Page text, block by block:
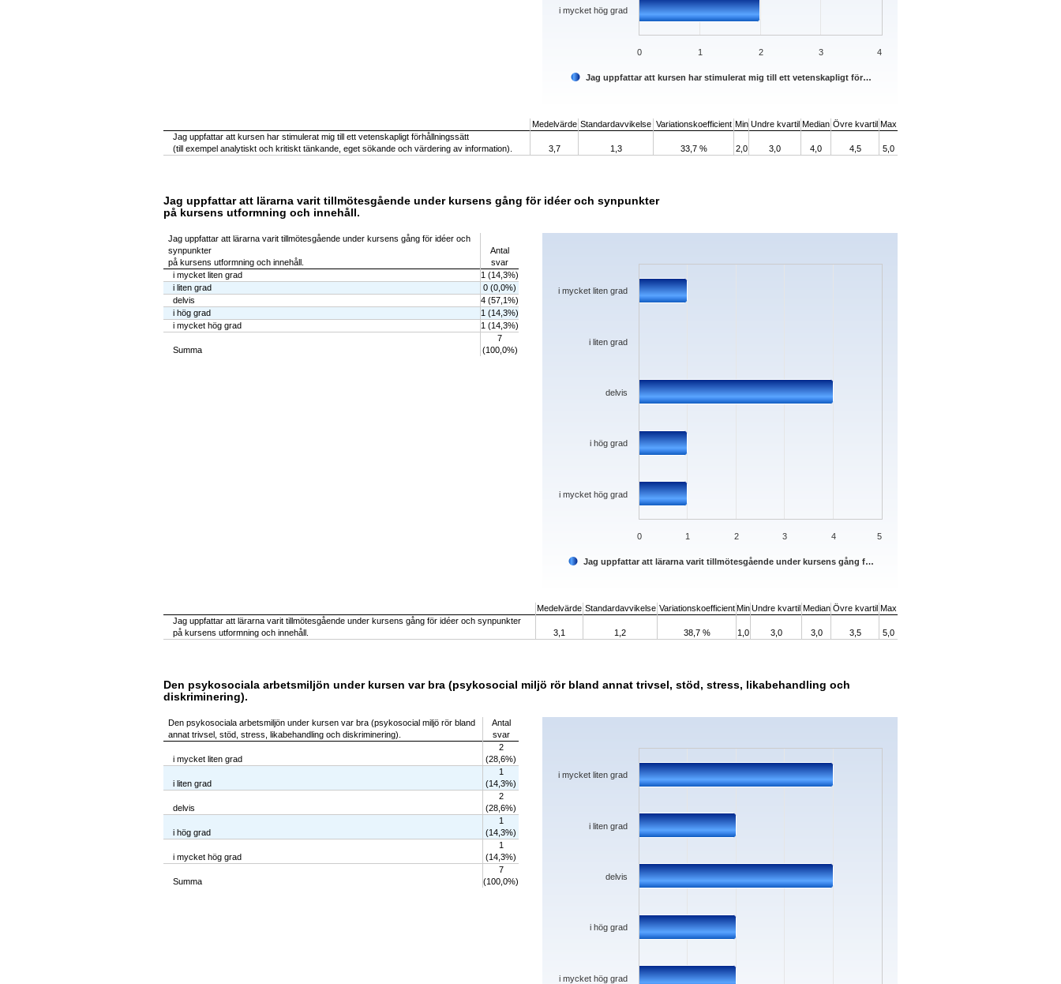
Jag uppfattar att kursen har stimulerat mig till ett vetenskapligt för…
i mycket hög grad
0 1 2 3 4
Medelvärde Standardavvikelse Variationskoefficient Min Undre kvartil Median Övre kvartil Max
Jag uppfattar att kursen har stimulerat mig till ett vetenskapligt förhållningssätt
(till exempel analytiskt och kritiskt tänkande, eget sökande och värdering av information).
3,7 1,3 33,7 % 2,0 3,0 4,0 4,5 5,0
Jag uppfattar att lärarna varit tillmötesgående under kursens gång för idéer och synpunkter
på kursens utformning och innehåll.
Jag uppfattar att lärarna varit tillmötesgående under kursens gång för idéer och
synpunkter
på kursens utformning och innehåll.
Antal
svar
i mycket liten grad
1 (14,3%)
i liten grad
0 (0,0%)
delvis
4 (57,1%)
i hög grad
1 (14,3%)
i mycket hög grad
1 (14,3%)
Summa
7
(100,0%)
Chart
The chart has 1 X axis displaying categories.
The chart has 1 Y axis displaying values. Data ranges from 0 to 4.
Jag uppfattar att lärarna varit tillmötesgående under kursens gång f…
i mycket hög grad
i hög grad
delvis
i liten grad
i mycket liten grad
0 1 2 3 4 5
Medelvärde Standardavvikelse Variationskoefficient MinUndre kvartil Median Övre kvartil Max
Jag uppfattar att lärarna varit tillmötesgående under kursens gång för idéer och synpunkter
på kursens utformning och innehåll.
3,1 1,2 38,7 % 1,0 3,0 3,0 3,5 5,0
Den psykosociala arbetsmiljön under kursen var bra (psykosocial miljö rör bland annat trivsel, stöd, stress, likabehandling och
diskriminering).
Den psykosociala arbetsmiljön under kursen var bra (psykosocial miljö rör bland
annat trivsel, stöd, stress, likabehandling och diskriminering).
Antal
svar
i mycket liten grad
2
(28,6%)
i liten grad
1
(14,3%)
delvis
2
(28,6%)
i hög grad
1
(14,3%)
i mycket hög grad
1
(14,3%)
Summa
7
(100,0%)
Chart
The chart has 1 X axis displaying categories.
The chart has 1 Y axis displaying values. Data ranges from 1 to 2.
i mycket hög grad
i hög grad
delvis
i liten grad
i mycket liten grad